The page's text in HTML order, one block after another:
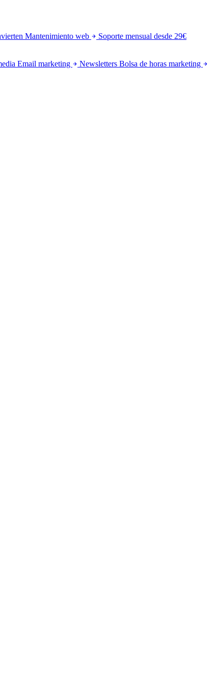
Mantenimiento web
Soporte mensual desde 29€
Email marketing Newsletters Bolsa de horas marketing